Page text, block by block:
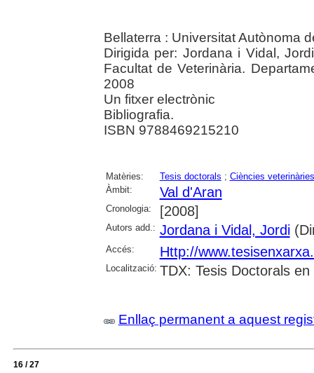
Bellaterra : Universitat Autònoma
Dirigida per: Jordana i Vidal,
Facultat de Veterinària.
2008
Un fitxer electrònic
Bibliografia.
ISBN 9788469215210
Matèries: Tesis doctorals ; Ciències veterinàries
Àmbit:
Val d'Aran
Cronologia: [2008]
Autors add.: Jordana i Vidal, Jordi
Accés: Http://
Localització: TDX: Tesis Doctorals en
Enllaç permanent a aquest
16 / 27